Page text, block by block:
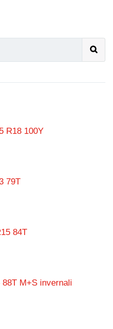
R18 100Y
79T
84T
M+S invernali